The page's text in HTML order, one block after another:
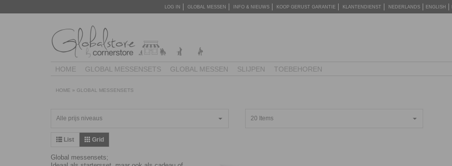
LOG IN GLOBAL MESSEN INFO & NIEUWS KOOP GERUST GARANTIE KLANTENDIENST NEDERLANDS ENGLISH
HOME GLOBAL MESSENSETS GLOBAL MESSEN SLIJPEN TOEBEHOREN
HOME » GLOBAL MESSENSETS
Alle prijs niveaus 20 Items
List Grid
Global messensets;